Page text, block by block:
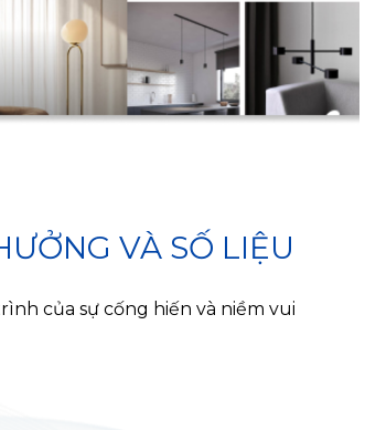
VÀ SỐ LIỆU
của sự cống hiến và niềm vui